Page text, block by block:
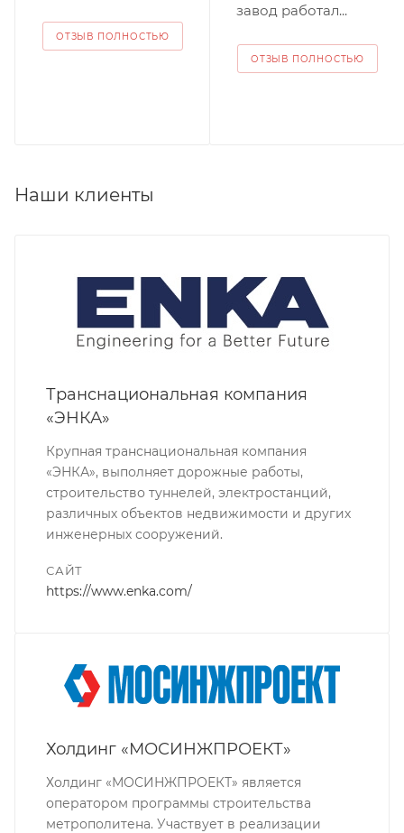
ОТЗЫВ ПОЛНОСТЬЮ
завод работал...
ОТЗЫВ ПОЛНОСТЬЮ
Наши клиенты
Транснациональная компания
«ЭНКА»
Крупная транснациональная компания
«ЭНКА», выполняет дорожные работы,
строительство туннелей, электростанций,
различных объектов недвижимости и других
инженерных сооружений.
САЙТ
https://www.enka.com/
Холдинг «МОСИНЖПРОЕКТ»
Холдинг «МОСИНЖПРОЕКТ» является
оператором программы строительства
метрополитена. Участвует в реализации